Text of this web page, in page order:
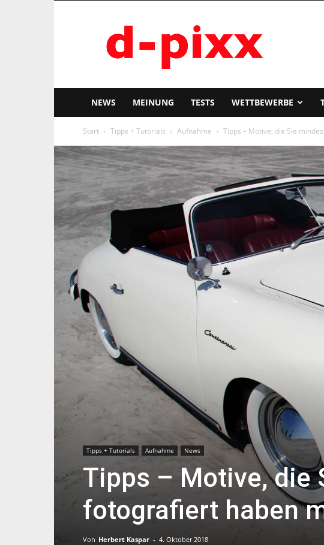
pixx
NEWS MEINUNG TESTS WETTBEWERBE
Start Tipps + Tutorials Aufnahme Tipps – Motive, die Sie
Tipps + Tutorials Aufnahme News
Tipps – Motive, die
fotografiert haben
Von Herbert Kaspar - 4. Oktober 2018